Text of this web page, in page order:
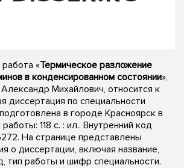
«Термическое разложение
в конденсированном состоянии»,
Михайлович, относится к
диссертация по специальности
в городе Красноярск в
118 с. : ил.. Внутренний код
На странице представлены
о диссертации, включая название,
тип работы и шифр специальности.